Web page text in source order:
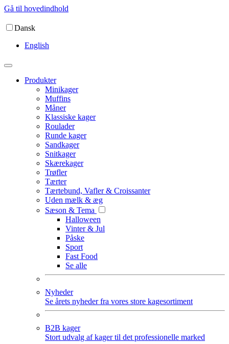
Gå til hovedindhold
Dansk
English
Produkter
Minikager
Muffins
Måner
Klassiske kager
Roulader
Runde kager
Sandkager
Snitkager
Skærekager
Trøfler
Tærter
Tærtebund, Vafler & Croissanter
Uden mælk & æg
Sæson & Tema
Halloween
Vinter & Jul
Påske
Sport
Fast Food
Se alle
Nyheder
Se årets nyheder fra vores store kagesortiment
B2B kager
Stort udvalg af kager til det professionelle marked